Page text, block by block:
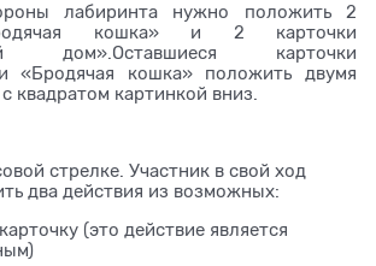
лабиринта нужно положить 2
кошка» и 2 карточки
дом».Оставшиеся карточки
«Бродячая кошка» положить двумя
квадратом картинкой вниз.
стрелке. Участник в свой ход
два действия из возможных:
(это действие является